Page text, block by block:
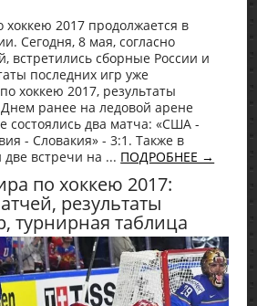
2017 продолжается в
Сегодня, 8 мая, согласно
встретились сборные России и
последних игр уже
хоккею 2017, результаты
ранее на ледовой арене
состоялись два матча: «США -
- Словакия» - 3:1. Также в
встречи на ... ПОДРОБНЕЕ →
по хоккею 2017:
результаты
турнирная таблица